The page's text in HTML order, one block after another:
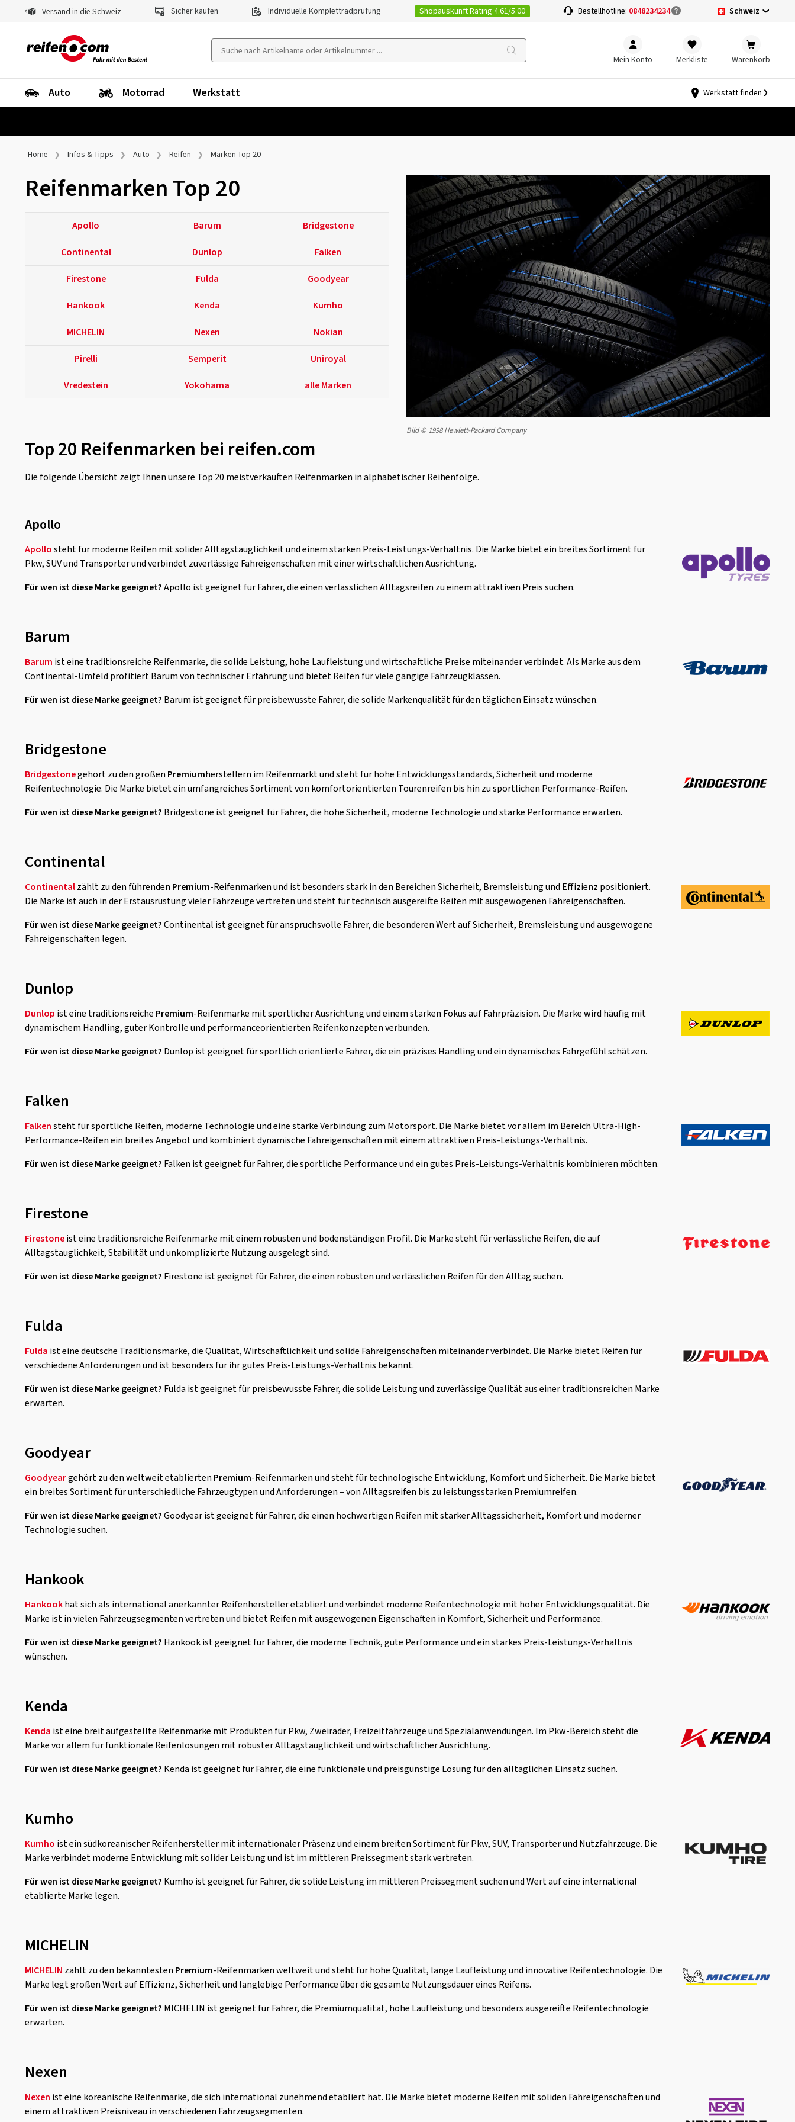
Versand in die Schweiz Sicher kaufen Individuelle Komplettradprüfung Shopauskunft Rating 4.61/5.00 Bestellhotline: 0848234234 Schweiz
Mein Konto Merkliste Warenkorb
Auto Motorrad Werkstatt Werkstatt finden
Home Infos & Tipps Auto Reifen Marken Top 20
Reifenmarken Top 20
Apollo Barum Bridgestone
Continental Dunlop Falken
Firestone Fulda Goodyear
Hankook Kenda Kumho
MICHELIN Nexen Nokian
Pirelli Semperit Uniroyal
Vredestein Yokohama alle Marken
Bild © 1998 Hewlett-Packard Company
Top 20 Reifenmarken bei reifen.com
Die folgende Übersicht zeigt Ihnen unsere Top 20 meistverkauften Reifenmarken in alphabetischer Reihenfolge.
Apollo
Apollosteht für moderne Reifen mit solider Alltagstauglichkeit und einem starken Preis-Leistungs-Verhältnis. Die Marke bietet ein breites Sortiment für
Pkw, SUV und Transporter und verbindet zuverlässige Fahreigenschaften mit einer wirtschaftlichen Ausrichtung.
Für wen ist diese Marke geeignet?Apollo ist geeignet für Fahrer, die einen verlässlichen Alltagsreifen zu einem attraktiven Preis suchen.
Barum
Barum ist eine traditionsreiche Reifenmarke, die solide Leistung, hohe Laufleistung und wirtschaftliche Preise miteinander verbindet. Als Marke aus dem
Continental-Umfeld profitiert Barum von technischer Erfahrung und bietet Reifen für viele gängige Fahrzeugklassen.
Für wen ist diese Marke geeignet? Barum ist geeignet für preisbewusste Fahrer, die solide Markenqualität für den täglichen Einsatz wünschen.
Bridgestone
Bridgestonegehört zu den großen Premiumherstellern im Reifenmarkt und steht für hohe Entwicklungsstandards, Sicherheit und moderne
Reifentechnologie. Die Marke bietet ein umfangreiches Sortiment von komfortorientierten Tourenreifen bis hin zu sportlichen Performance-Reifen.
Für wen ist diese Marke geeignet? Bridgestone ist geeignet für Fahrer, die hohe Sicherheit, moderne Technologie und starke Performance erwarten.
Continental
Continentalzählt zu den führenden Premium-Reifenmarken und ist besonders stark in den Bereichen Sicherheit, Bremsleistung und Effizienz positioniert.
Die Marke ist auch in der Erstausrüstung vieler Fahrzeuge vertreten und steht für technisch ausgereifte Reifen mit ausgewogenen Fahreigenschaften.
Für wen ist diese Marke geeignet?Continental ist geeignet für anspruchsvolle Fahrer, die besonderen Wert auf Sicherheit, Bremsleistung und ausgewogene
Fahreigenschaften legen.
Dunlop
Dunlop ist eine traditionsreiche Premium-Reifenmarke mit sportlicher Ausrichtung und einem starken Fokus auf Fahrpräzision. Die Marke wird häufig mit
dynamischem Handling, guter Kontrolle und performanceorientierten Reifenkonzepten verbunden.
Für wen ist diese Marke geeignet? Dunlop ist geeignet für sportlich orientierte Fahrer, die ein präzises Handling und ein dynamisches Fahrgefühl schätzen.
Falken
Falkensteht für sportliche Reifen, moderne Technologie und eine starke Verbindung zum Motorsport. Die Marke bietet vor allem im Bereich Ultra-High-
Performance-Reifen ein breites Angebot und kombiniert dynamische Fahreigenschaften mit einem attraktiven Preis-Leistungs-Verhältnis.
Für wen ist diese Marke geeignet? Falken ist geeignet für Fahrer, die sportliche Performance und ein gutes Preis-Leistungs-Verhältnis kombinieren möchten.
Firestone
Firestoneist eine traditionsreiche Reifenmarke mit einem robusten und bodenständigen Profil. Die Marke steht für verlässliche Reifen, die auf
Alltagstauglichkeit, Stabilität und unkomplizierte Nutzung ausgelegt sind.
Für wen ist diese Marke geeignet? Firestone ist geeignet für Fahrer, die einen robusten und verlässlichen Reifen für den Alltag suchen.
Fulda
Fulda ist eine deutsche Traditionsmarke, die Qualität, Wirtschaftlichkeit und solide Fahreigenschaften miteinander verbindet. Die Marke bietet Reifen für
verschiedene Anforderungen und ist besonders für ihr gutes Preis-Leistungs-Verhältnis bekannt.
Für wen ist diese Marke geeignet? Fulda ist geeignet für preisbewusste Fahrer, die solide Leistung und zuverlässige Qualität aus einer traditionsreichen Marke
erwarten.
Goodyear
Goodyeargehört zu den weltweit etablierten Premium-Reifenmarken und steht für technologische Entwicklung, Komfort und Sicherheit. Die Marke bietet
ein breites Sortiment für unterschiedliche Fahrzeugtypen und Anforderungen – von Alltagsreifen bis zu leistungsstarken Premiumreifen.
Für wen ist diese Marke geeignet?Goodyear ist geeignet für Fahrer, die einen hochwertigen Reifen mit starker Alltagssicherheit, Komfort und moderner
Technologie suchen.
Hankook
Hankookhat sich als international anerkannter Reifenhersteller etabliert und verbindet moderne Reifentechnologie mit hoher Entwicklungsqualität. Die
Marke ist in vielen Fahrzeugsegmenten vertreten und bietet Reifen mit ausgewogenen Eigenschaften in Komfort, Sicherheit und Performance.
Für wen ist diese Marke geeignet? Hankook ist geeignet für Fahrer, die moderne Technik, gute Performance und ein starkes Preis-Leistungs-Verhältnis
wünschen.
Kenda
Kenda ist eine breit aufgestellte Reifenmarke mit Produkten für Pkw, Zweiräder, Freizeitfahrzeuge und Spezialanwendungen. Im Pkw-Bereich steht die
Marke vor allem für funktionale Reifenlösungen mit robuster Alltagstauglichkeit und wirtschaftlicher Ausrichtung.
Für wen ist diese Marke geeignet? Kenda ist geeignet für Fahrer, die eine funktionale und preisgünstige Lösung für den alltäglichen Einsatz suchen.
Kumho
Kumho ist ein südkoreanischer Reifenhersteller mit internationaler Präsenz und einem breiten Sortiment für Pkw, SUV, Transporter und Nutzfahrzeuge. Die
Marke verbindet moderne Entwicklung mit solider Leistung und ist im mittleren Preissegment stark vertreten.
Für wen ist diese Marke geeignet? Kumho ist geeignet für Fahrer, die solide Leistung im mittleren Preissegment suchen und Wert auf eine international
etablierte Marke legen.
MICHELIN
MICHELIN zählt zu den bekanntesten Premium-Reifenmarken weltweit und steht für hohe Qualität, lange Laufleistung und innovative Reifentechnologie. Die
Marke legt großen Wert auf Effizienz, Sicherheit und langlebige Performance über die gesamte Nutzungsdauer eines Reifens.
Für wen ist diese Marke geeignet? MICHELIN ist geeignet für Fahrer, die Premiumqualität, hohe Laufleistung und besonders ausgereifte Reifentechnologie
erwarten.
Nexen
Nexen ist eine koreanische Reifenmarke, die sich international zunehmend etabliert hat. Die Marke bietet moderne Reifen mit soliden Fahreigenschaften und
einem attraktiven Preisniveau in verschiedenen Fahrzeugsegmenten.